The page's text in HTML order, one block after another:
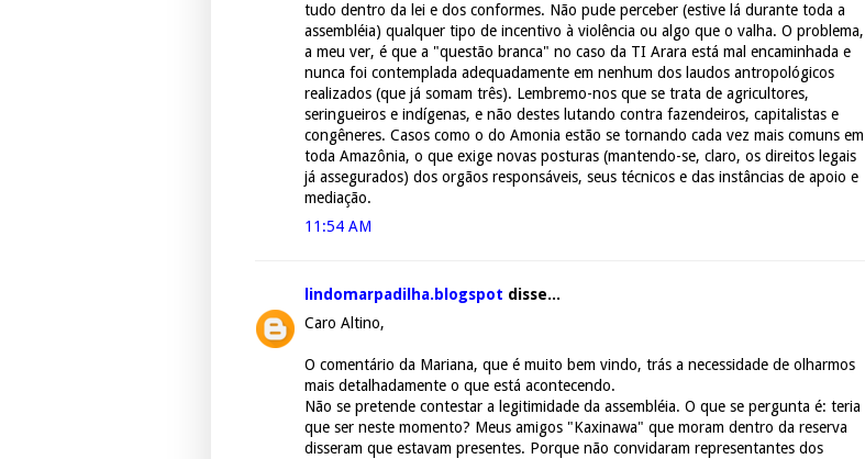
tudo dentro da lei e dos conformes. Não pude perceber (estive lá durante toda a
assembléia) qualquer tipo de incentivo à violência ou algo que o valha. O problema,
a meu ver, é que a "questão branca" no caso da TI Arara está mal encaminhada e
nunca foi contemplada adequadamente em nenhum dos laudos antropológicos
realizados (que já somam três). Lembremo-nos que se trata de agricultores,
seringueiros e indígenas, e não destes lutando contra fazendeiros, capitalistas e
congêneres. Casos como o do Amonia estão se tornando cada vez mais comuns em
toda Amazônia, o que exige novas posturas (mantendo-se, claro, os direitos legais
já assegurados) dos orgãos responsáveis, seus técnicos e das instâncias de apoio e
mediação.
11:54 AM
lindomarpadilha.blogspot disse...
Caro Altino,
O comentário da Mariana, que é muito bem vindo, trás a necessidade de olharmos
mais detalhadamente o que está acontecendo.
Não se pretende contestar a legitimidade da assembléia. O que se pergunta é: teria
que ser neste momento? Meus amigos "Kaxinawa" que moram dentro da reserva
disseram que estavam presentes. Porque não convidaram representantes dos